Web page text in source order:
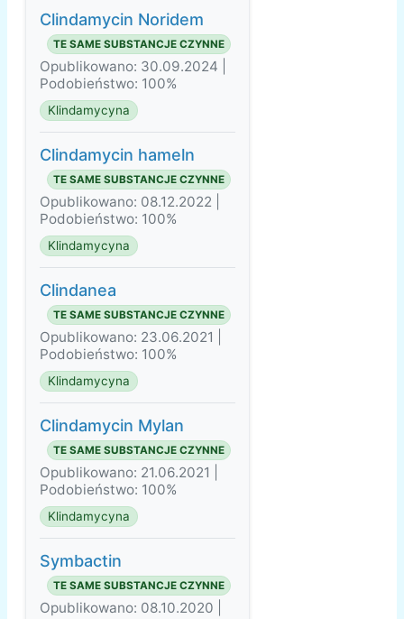
Clindamycin Noridem
TE SAME SUBSTANCJE CZYNNE
Opublikowano: 30.09.2024 |
Podobieństwo: 100%
Klindamycyna
Clindamycin hameln
TE SAME SUBSTANCJE CZYNNE
Opublikowano: 08.12.2022 |
Podobieństwo: 100%
Klindamycyna
Clindanea
TE SAME SUBSTANCJE CZYNNE
Opublikowano: 23.06.2021 |
Podobieństwo: 100%
Klindamycyna
Clindamycin Mylan
TE SAME SUBSTANCJE CZYNNE
Opublikowano: 21.06.2021 |
Podobieństwo: 100%
Klindamycyna
Symbactin
TE SAME SUBSTANCJE CZYNNE
Opublikowano: 08.10.2020 |